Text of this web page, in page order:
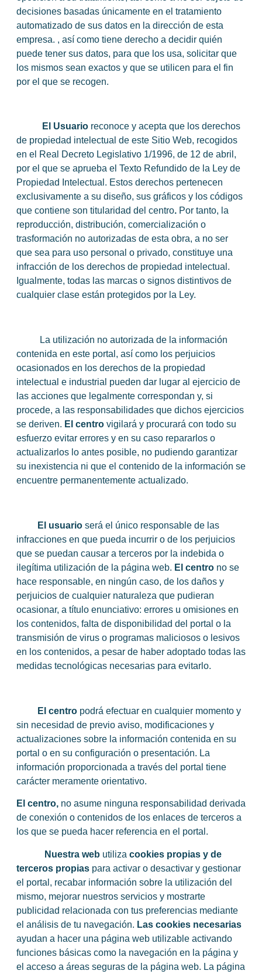
decisiones basadas únicamente en el tratamiento
automatizado de sus datos en la dirección de esta
empresa. , así como tiene derecho a decidir quién
puede tener sus datos, para que los usa, solicitar que
los mismos sean exactos y que se utilicen para el fin
por el que se recogen.
El Usuarioreconoce y acepta que los derechos
de propiedad intelectual de este Sitio Web, recogidos
en el Real Decreto Legislativo 1/1996, de 12 de abril,
por el que se aprueba el Texto Refundido de la Ley de
Propiedad Intelectual. Estos derechos pertenecen
exclusivamente a su diseño, sus gráficos y los códigos
que contiene son titularidad del centro. Por tanto, la
reproducción, distribución, comercialización o
trasformación no autorizadas de esta obra, a no ser
que sea para uso personal o privado, constituye una
infracción de los derechos de propiedad intelectual.
Igualmente, todas las marcas o signos distintivos de
cualquier clase están protegidos por la Ley.
La utilización no autorizada de la información
contenida en este portal, así como los perjuicios
ocasionados en los derechos de la propiedad
intelectual e industrial pueden dar lugar al ejercicio de
las acciones que legalmente correspondan y, si
procede, a las responsabilidades que dichos ejercicios
se deriven. El centrovigilará y procurará con todo su
esfuerzo evitar errores y en su caso repararlos o
actualizarlos lo antes posible, no pudiendo garantizar
su inexistencia ni que el contenido de la información se
encuentre permanentemente actualizado.
El usuario será el único responsable de las
infracciones en que pueda incurrir o de los perjuicios
que se puedan causar a terceros por la indebida o
ilegítima utilización de la página web. El centrono se
hace responsable, en ningún caso, de los daños y
perjuicios de cualquier naturaleza que pudieran
ocasionar, a título enunciativo: errores u omisiones en
los contenidos, falta de disponibilidad del portal o la
transmisión de virus o programas maliciosos o lesivos
en los contenidos, a pesar de haber adoptado todas las
medidas tecnológicas necesarias para evitarlo.
El centropodrá efectuar en cualquier momento y
sin necesidad de previo aviso, modificaciones y
actualizaciones sobre la información contenida en su
portal o en su configuración o presentación. La
información proporcionada a través del portal tiene
carácter meramente orientativo.
El centro, no asume ninguna responsabilidad derivada
de conexión o contenidos de los enlaces de terceros a
los que se pueda hacer referencia en el portal.
Nuestra web utiliza cookies propias y de
terceros propias para activar o desactivar y gestionar
el portal, recabar información sobre la utilización del
mismo, mejorar nuestros servicios y mostrarte
publicidad relacionada con tus preferencias mediante
el análisis de tu navegación. Las cookies necesarias
ayudan a hacer una página web utilizable activando
funciones básicas como la navegación en la página y
el acceso a áreas seguras de la página web. La página